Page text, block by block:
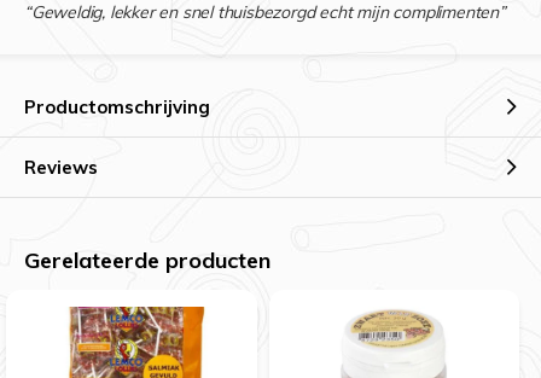
“Geweldig, lekker en snel thuisbezorgd echt mijn complimenten”
Productomschrijving
Reviews
Gerelateerde producten